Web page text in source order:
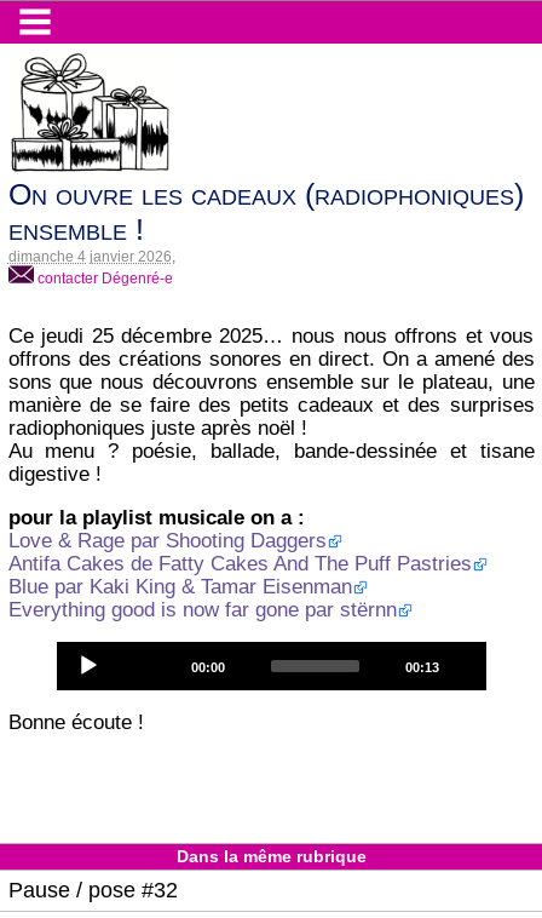
On ouvre les cadeaux (radiophoniques)
ensemble !
dimanche 4 janvier 2026
contacter Dégenré-e
Ce jeudi 25 décembre 2025… nous nous offrons et vous
offrons des créations sonores en direct. On a amené des
sons que nous découvrons ensemble sur le plateau, une
manière de se faire des petits cadeaux et des surprises
radiophoniques juste après noël !
Au menu ? poésie, ballade, bande-dessinée et tisane
digestive !
pour la playlist musicale on a :
Love & Rage par Shooting Daggers
Antifa Cakes de Fatty Cakes And The Puff Pastries
Blue par Kaki King & Tamar Eisenman
Everything good is now far gone par stërnn
Player
Current
00:00
Total
00:13
Bonne écoute !
Dans la même rubrique
Pause / pose #32